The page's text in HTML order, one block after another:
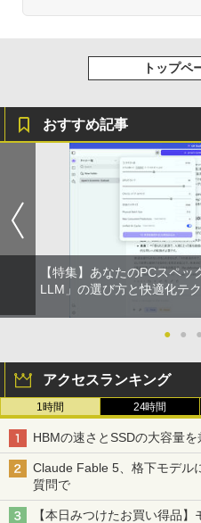
トップペ
おすすめ記事
【特集】あなたのPCスペ
LLM」の選び方と快適化テク
● ● ●
アクセスランキング
1時間 24時間
HBMの速さとSSDの大容量を
Claude Fable 5、格下モデル
質問で
【本日みつけたお買い得品